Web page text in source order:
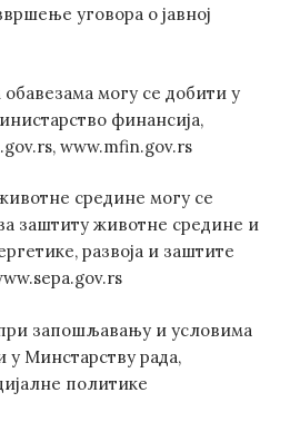
уговора о јавној
могу се добити у
финансија,
www.mfin.gov.rs
средине могу се
заштиту животне средине и
развоја и заштите
запошљавању и условима
у Минстарству рада,
политике